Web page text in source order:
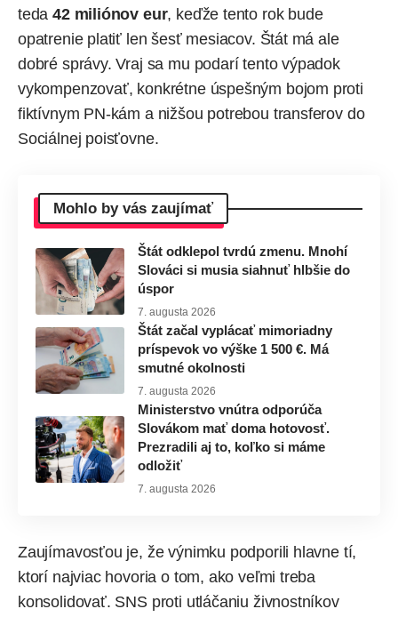
teda42 miliónov eur, keďže tento rok bude
opatrenie platiť len šesť mesiacov. Štát má ale
dobré správy. Vraj sa mu podarí tento výpadok
vykompenzovať, konkrétne úspešným bojom proti
fiktívnym PN-kám a nižšou potrebou transferov do
Sociálnej poisťovne.
Mohlo by vás zaujímať
Štát odklepol tvrdú zmenu. Mnohí
Slováci si musia siahnuť hlbšie do
úspor
7. augusta 2026
Štát začal vyplácať mimoriadny
príspevok vo výške 1 500 €. Má
smutné okolnosti
7. augusta 2026
Ministerstvo vnútra odporúča
Slovákom mať doma hotovosť.
Prezradili aj to, koľko si máme
odložiť
7. augusta 2026
Zaujímavosťou je, že výnimku podporili hlavne tí,
ktorí najviac hovoria o tom, ako veľmi treba
konsolidovať. SNS proti utláčaniu živnostníkov